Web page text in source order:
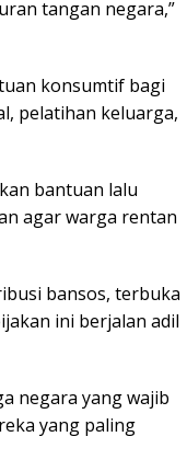
tangan negara,”
konsumtif bagi
pelatihan keluarga,
bantuan lalu
agar warga rentan
bansos, terbuka
ini berjalan adil
negara yang wajib
yang paling